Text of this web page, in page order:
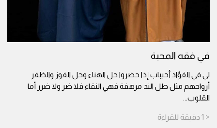
في فقه المحبة
لي في الفؤاد أحيباب إذا حضروا حل الهناء وحل الفوز والظفر
أرواحهم مثل طل الند مرهفة فهي النقاء فلا ضر ولا ضرر أما
القلوب...
< 1 دقيقة للقراءة